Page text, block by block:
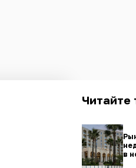
Читайте
в